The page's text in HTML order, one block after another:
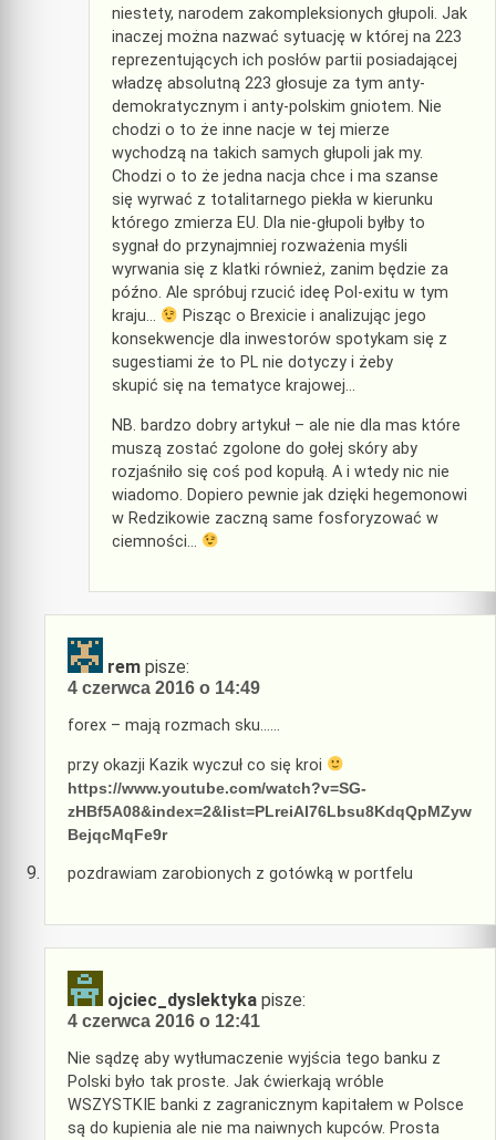
niestety, narodem zakompleksionych głupoli. Jak
inaczej można nazwać sytuację w której na 223
reprezentujących ich posłów partii posiadającej
władzę absolutną 223 głosuje za tym anty-
demokratycznym i anty-polskim gniotem. Nie
chodzi o to że inne nacje w tej mierze
wychodzą na takich samych głupoli jak my.
Chodzi o to że jedna nacja chce i ma szanse
się wyrwać z totalitarnego piekła w kierunku
którego zmierza EU. Dla nie-głupoli byłby to
sygnał do przynajmniej rozważenia myśli
wyrwania się z klatki również, zanim będzie za
późno. Ale spróbuj rzucić ideę Pol-exitu w tym
kraju…
Pisząc o Brexicie i analizując jego
konsekwencje dla inwestorów spotykam się z
sugestiami że to PL nie dotyczy i żeby
skupić się na tematyce krajowej…
NB. bardzo dobry artykuł – ale nie dla mas które
muszą zostać zgolone do gołej skóry aby
rozjaśniło się coś pod kopułą. A i wtedy nic nie
wiadomo. Dopiero pewnie jak dzięki hegemonowi
w Redzikowie zaczną same fosforyzować w
ciemności…
rem pisze:
4 czerwca 2016 o 14:49
forex – mają rozmach sku……
przy okazji Kazik wyczuł co się kroi
https://www.youtube.com/watch?v=SG-
zHBf5A08&index=2&list=PLreiAI76Lbsu8KdqQpMZyw
BejqcMqFe9r
pozdrawiam zarobionych z gotówką w portfelu
ojciec_dyslektyka pisze:
4 czerwca 2016 o 12:41
Nie sądzę aby wytłumaczenie wyjścia tego banku z
Polski było tak proste. Jak ćwierkają wróble
WSZYSTKIE banki z zagranicznym kapitałem w Polsce
są do kupienia ale nie ma naiwnych kupców. Prosta